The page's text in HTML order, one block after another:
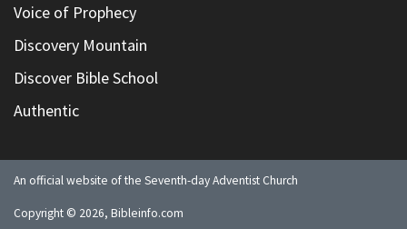
Voice of Prophecy
Discovery Mountain
Discover Bible School
Authentic
An official website of the Seventh-day Adventist Church
Copyright © 2026, Bibleinfo.com